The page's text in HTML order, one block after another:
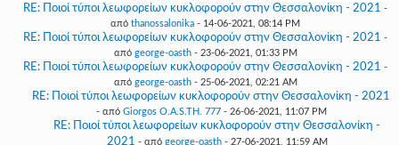
RE: Ποιοί τύποι λεωφορείων κυκλοφορούν στην Θεσσαλονίκη - 2021 -
από thanossalonika - 14-06-2021, 08:14 PM
RE: Ποιοί τύποι λεωφορείων κυκλοφορούν στην Θεσσαλονίκη - 2021 -
από george-oasth- 23-06-2021, 01:33 PM
RE: Ποιοί τύποι λεωφορείων κυκλοφορούν στην Θεσσαλονίκη - 2021 -
από george-oasth- 25-06-2021, 02:21 AM
RE: Ποιοί τύποι λεωφορείων κυκλοφορούν στην Θεσσαλονίκη - 2021
- από Giorgos O.A.S.TH. 777- 26-06-2021, 11:07 PM
RE: Ποιοί τύποι λεωφορείων κυκλοφορούν στην Θεσσαλονίκη -
2021 - από george-oasth- 27-06-2021, 11:59 AM